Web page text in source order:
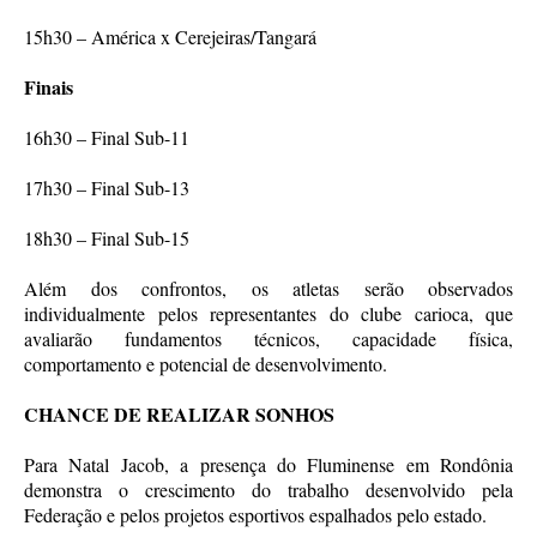
15h30 – América x Cerejeiras/Tangará
Finais
16h30 – Final Sub-11
17h30 – Final Sub-13
18h30 – Final Sub-15
Além dos confrontos, os atletas serão observados
individualmente pelos representantes do clube carioca, que
avaliarão fundamentos técnicos, capacidade física,
comportamento e potencial de desenvolvimento.
CHANCE DE REALIZAR SONHOS
Para Natal Jacob, a presença do Fluminense em Rondônia
demonstra o crescimento do trabalho desenvolvido pela
Federação e pelos projetos esportivos espalhados pelo estado.